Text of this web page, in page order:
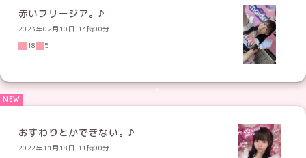
赤いフリージア。♪
2023年02月10日 13時00分
18
5
おすわりとかできない。♪
2022年11月18日 11時00分